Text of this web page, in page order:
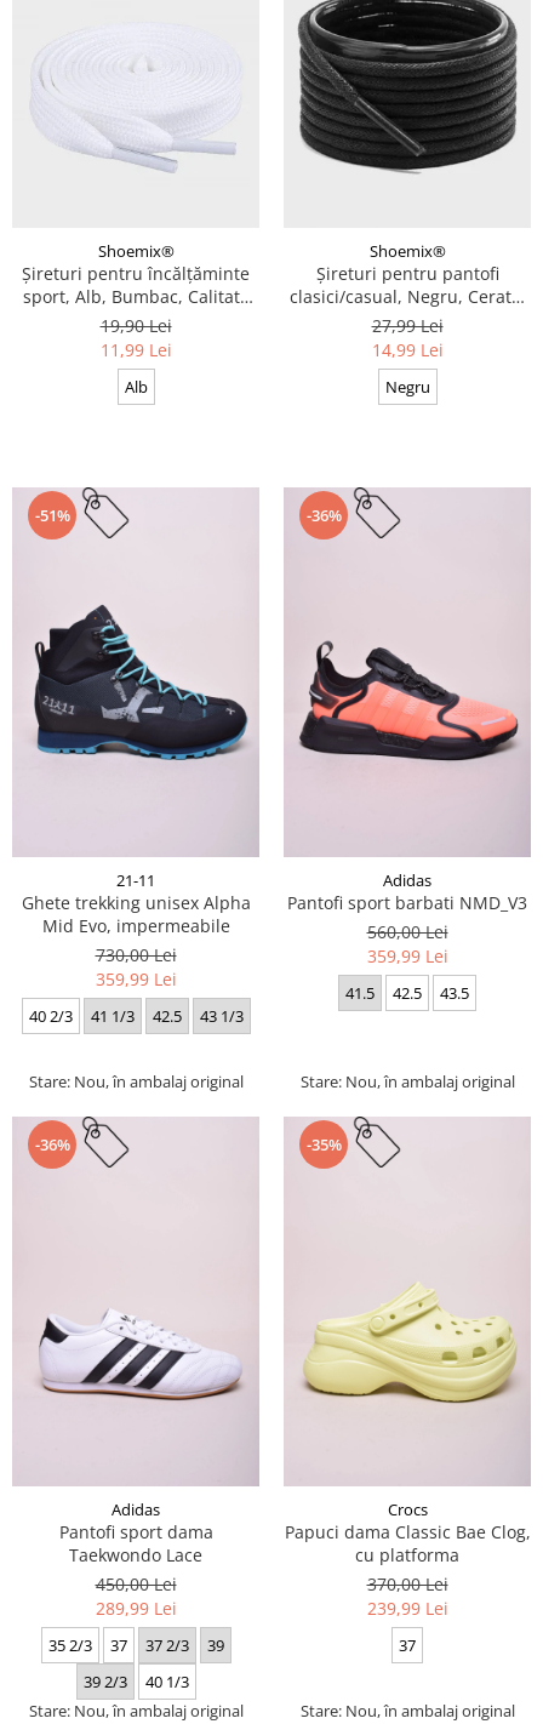
Shoemix®
Șireturi pentru încălțăminte
sport, Alb, Bumbac, Calitate
premium, 100 cm x 0.8 cm
19,90 Lei
11,99 Lei
Alb
Shoemix®
Șireturi pentru pantofi
clasici/casual, Negru, Cerate,
Calitate premium, 110 cm x
0.3 cm
27,99 Lei
14,99 Lei
Negru
-51%
21-11
Ghete trekking unisex Alpha
Mid Evo, impermeabile
730,00 Lei
359,99 Lei
40 2/3 41 1/3 42.5 43 1/3
Stare: Nou, în ambalaj original
-36%
Adidas
Pantofi sport barbati NMD_V3
560,00 Lei
359,99 Lei
41.5 42.5 43.5
Stare: Nou, în ambalaj original
-36%
Adidas
Pantofi sport dama
Taekwondo Lace
450,00 Lei
289,99 Lei
35 2/3 37 37 2/3
39
39 2/3
40 1/3
Stare: Nou, în ambalaj original
-35%
Crocs
Papuci dama Classic Bae Clog,
cu platforma
370,00 Lei
239,99 Lei
37
Stare: Nou, în ambalaj original